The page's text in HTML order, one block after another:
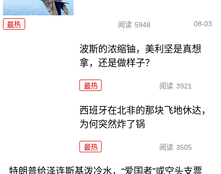
最热 阅读 5948 08-03
波斯的浓缩铀，美利坚是真想
拿，还是做样子？
最热 阅读 3921
西班牙在北非的那块飞地休达，
为何突然炸了锅
最热 阅读 3505
特朗普给泽连斯基泼冷水，“爱国者”或空头支票